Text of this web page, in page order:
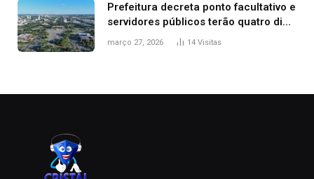
Prefeitura decreta ponto facultativo e
servidores públicos terão quatro dias
de folga na Semana Santa
março 27, 2026 14 Visitas